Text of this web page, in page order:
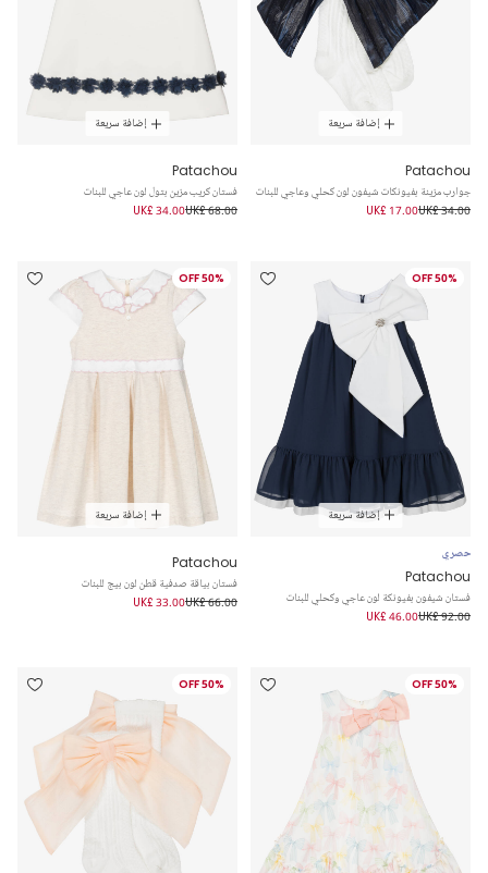
إضافة سريعة
Patachou
جوارب مزينة بفيونكات شيفون لون كحلي وعاجي للبنات
UK£ 34.00
UK£ 17.00
إضافة سريعة
Patachou
فستان كريب مزين بتول لون عاجي للبنات
UK£ 68.00
UK£ 34.00
50% OFF
إضافة سريعة
حصري
Patachou
فستان شيفون بفيونكة لون عاجي وكحلي للبنات
UK£ 92.00
UK£ 46.00
50% OFF
إضافة سريعة
Patachou
فستان بياقة صدفية قطن لون بيج للبنات
UK£ 66.00
UK£ 33.00
50% OFF
50% OFF